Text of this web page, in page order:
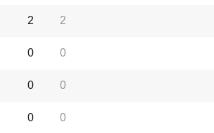
2
2
0
0
0
0
0
0